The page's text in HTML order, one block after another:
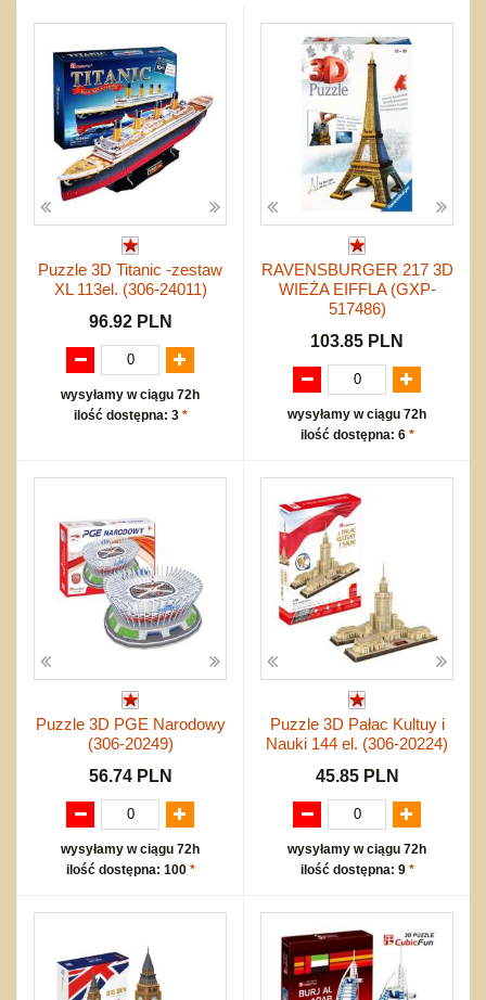
Zestawy
Inne
Edukacyjne
Do ciągnięcia lub do pchania
Karuzelki
Maty do zabawy
Do rozkręcania
Bąki
Pojazdy
Klocki
Edukacyjne i puzzle
Mebelki
Inne
do siatkówki
do koszykówki
Drobny sprzęt sportowy
Akcesoria sportowe
NIEUSTALONE
Nowości
Wyprzedaż
Promocje
Zakupy hurtowe
Koszty przesyłki
Regulamin
Kontakt
Mapa produktów
Puzzle 3D Titanic -zestaw
XL 113el. (306-24011)
96.92 PLN
wysyłamy w ciągu 72h
ilość dostępna: 3 *
RAVENSBURGER 217 3D
WIEŻA EIFFLA (GXP-
517486)
103.85 PLN
wysyłamy w ciągu 72h
ilość dostępna: 6 *
Puzzle 3D PGE Narodowy
(306-20249)
56.74 PLN
wysyłamy w ciągu 72h
ilość dostępna: 100 *
Puzzle 3D Pałac Kultuy i
Nauki 144 el. (306-20224)
45.85 PLN
wysyłamy w ciągu 72h
ilość dostępna: 9 *